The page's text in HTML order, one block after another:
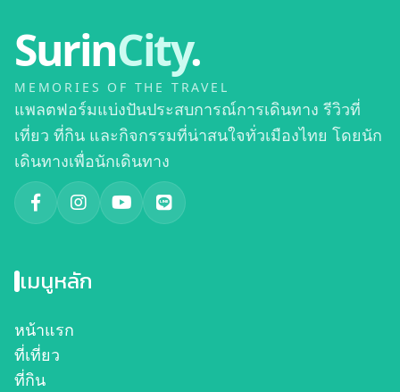
SurinCity.
MEMORIES OF THE TRAVEL
แพลตฟอร์มแบ่งปันประสบการณ์การเดินทาง รีวิวที่
เที่ยว ที่กิน และกิจกรรมที่น่าสนใจทั่วเมืองไทย โดยนัก
เดินทางเพื่อนักเดินทาง
เมนูหลัก
หน้าแรก
ที่เที่ยว
ที่กิน